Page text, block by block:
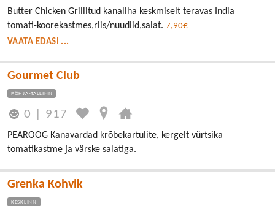
Butter Chicken Grillitud kanaliha keskmiselt teravas India
tomati-koorekastmes,riis/nuudlid,salat. 7,90€
VAATA EDASI ...
Gourmet Club
PÕHJA-TALLINN
0 917
PEAROOG Kanavardad krõbekartulite, kergelt vürtsika
tomatikastme ja värske salatiga.
Grenka Kohvik
KESKLINN